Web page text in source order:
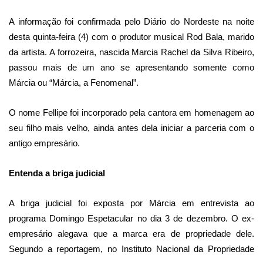
A informação foi confirmada pelo Diário do Nordeste na noite
desta quinta-feira (4) com o produtor musical Rod Bala, marido
da artista. A forrozeira, nascida Marcia Rachel da Silva Ribeiro,
passou mais de um ano se apresentando somente como
Márcia ou “Márcia, a Fenomenal”.
O nome Fellipe foi incorporado pela cantora em homenagem ao
seu filho mais velho, ainda antes dela iniciar a parceria com o
antigo empresário.
Entenda a briga judicial
A briga judicial foi exposta por Márcia em entrevista ao
programa Domingo Espetacular no dia 3 de dezembro. O ex-
empresário alegava que a marca era de propriedade dele.
Segundo a reportagem, no Instituto Nacional da Propriedade